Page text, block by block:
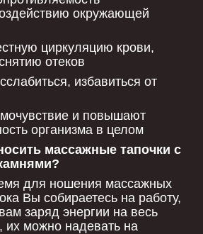
окружающей
циркуляцию крови,
отеков
избавиться от
и повышают
организма в целом
массажные тапочки с
для ношения массажных
Вы собираетесь на работу,
заряд энергии на весь
их можно надевать на